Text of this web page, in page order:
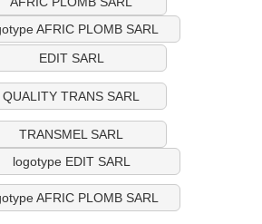
AFRIC PLOMB SARL
EDIT SARL
QUALITY TRANS SARL
TRANSMEL SARL
logotype EDIT SARL
AFRIC PLOMB SARL